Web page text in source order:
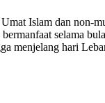
Islam dan non-
selama
menjelang hari